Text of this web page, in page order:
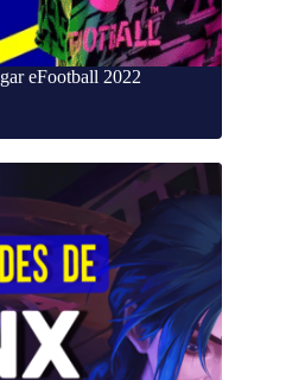
eFootball 2022